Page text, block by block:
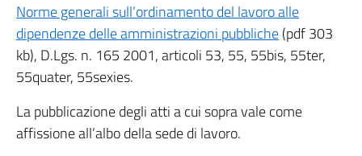
Norme generali sull’ordinamento del lavoro alle
dipendenze delle amministrazioni pubbliche(pdf 303
kb), D.Lgs. n. 165 2001, articoli 53, 55, 55bis, 55ter,
55quater, 55sexies.
La pubblicazione degli atti a cui sopra vale come
affissione all’albo della sede di lavoro.